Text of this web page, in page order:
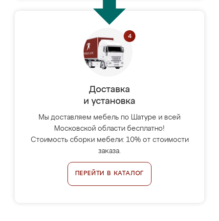
Доставка
и установка
Мы доставляем мебель по Шатуре и всей
Московской области бесплатно!
Стоимость сборки мебели: 10% от стоимости
заказа.
ПЕРЕЙТИ В КАТАЛОГ